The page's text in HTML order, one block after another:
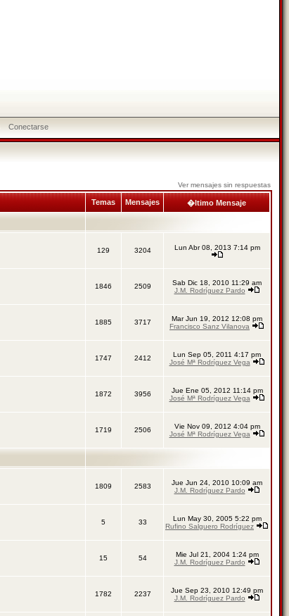
Conectarse
Ver mensajes sin respuestas
Temas Mensajes �ltimo Mensaje
129 3204 Lun Abr 08, 2013 7:14 pm
1846 2509
Sab Dic 18, 2010 11:29 am
J.M. Rodríguez Pardo
1885 3717
Mar Jun 19, 2012 12:08 pm
Francisco Sanz Vilanova
1747 2412
Lun Sep 05, 2011 4:17 pm
José Mª Rodríguez Vega
1872 3956
Jue Ene 05, 2012 11:14 pm
José Mª Rodríguez Vega
1719 2506
Vie Nov 09, 2012 4:04 pm
José Mª Rodríguez Vega
1809 2583
Jue Jun 24, 2010 10:09 am
J.M. Rodríguez Pardo
5 33
Lun May 30, 2005 5:22 pm
Rufino Salguero Rodríguez
15 54
Mie Jul 21, 2004 1:24 pm
J.M. Rodríguez Pardo
1782 2237
Jue Sep 23, 2010 12:49 pm
J.M. Rodríguez Pardo